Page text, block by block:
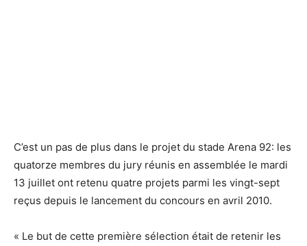
C’est un pas de plus dans le projet du stade Arena 92: les
quatorze membres du jury réunis en assemblée le mardi
13 juillet ont retenu quatre projets parmi les vingt-sept
reçus depuis le lancement du concours en avril 2010.
« Le but de cette première sélection était de retenir les